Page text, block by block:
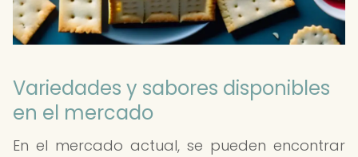
Variedades y sabores disponibles
en el mercado
En el mercado actual, se pueden encontrar